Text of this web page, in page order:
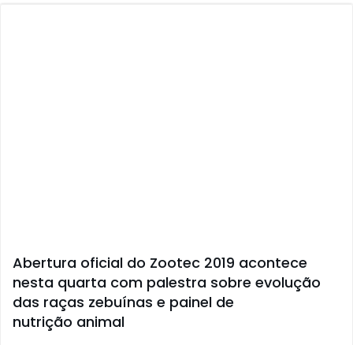
Abertura oficial do Zootec 2019 acontece
nesta quarta com palestra sobre evolução
das raças zebuínas e painel de
nutrição animal